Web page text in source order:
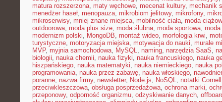
matura rozszerzona, maty węchowe, mecenat kultury, mechanik
menedżer haseł, menopauza, mikrobiom jelitowy, mikrofony,
mikroserwisy, mniej znane miejsca, mobilność ciała, moda
outdoorowa, moda plus size, moda ślubna, moda sportowa,
modernizm polski, MongoDB, montaż wideo, morfologia krwi,
turystyczne, motoryzacja miejska, motywacja do nauki, murale
MVP, myjnia samochodowa, MySQL, naming, narzędzia SaaS,
biologii, nauka chemii, nauka fizyki, nauka francuskiego, nauka
hiszpańskiego, nauka matematyki, nauka niemieckiego, nauka
programowania, nauka przez zabawę, nauka włoskiego,
poranne, nazwa firmy, newsletter, Node.js, NoSQL, notatki Cornell
przeciwkleszczowa, obsługa posprzedażowa, ochrona marki,
przeponowy, odporność organizmu, odzyskiwanie danych,